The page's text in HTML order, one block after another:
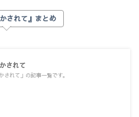
されて』まとめ
されて
されて」の記事一覧です。